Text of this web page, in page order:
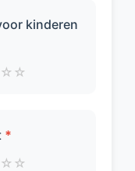
kinderen
☆ ☆
*
☆ ☆